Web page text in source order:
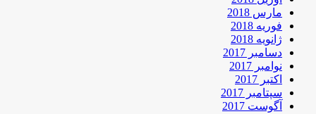
مارس 2018
فوریه 2018
ژانویه 2018
دسامبر 2017
نوامبر 2017
اکتبر 2017
سپتامبر 2017
آگوست 2017